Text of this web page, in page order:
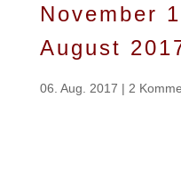
November
August
06. Aug. 2017 | 2